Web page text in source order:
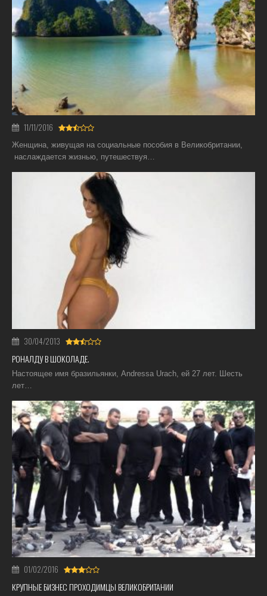
11/11/2016
Женщина, живущая на социальные пособия в Великобритании,
наслаждается жизнью, путешествуя…
30/04/2013
РОНАЛДУ В ШОКОЛАДЕ.
Настоящее имя бразильянки, Andressa Urach, ей 27 лет. Шесть
лет…
01/02/2016
КРУПНЫЕ БИЗНЕС ПРОХОДИМЦЫ ВЕЛИКОБРИТАНИИ